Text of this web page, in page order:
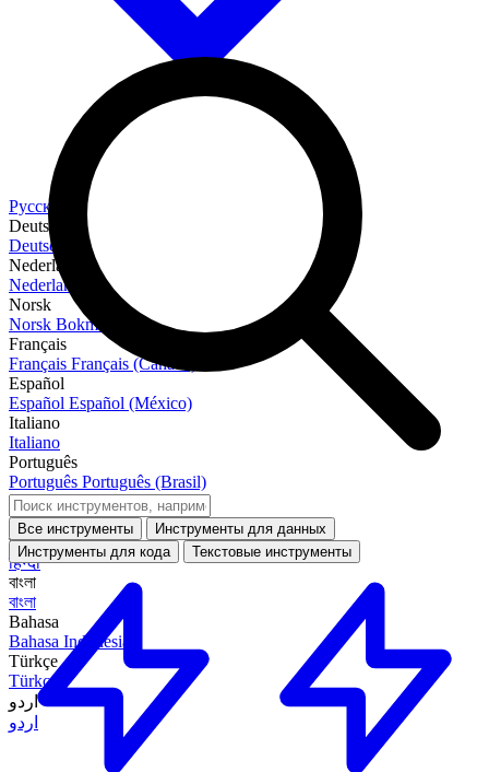
Русский
Deutsch
Deutsch
Nederlands
Nederlands
Norsk
Norsk Bokmål
Français
Français Français (Canada)
Español
Español Español (México)
Italiano
Italiano
Português
Português Português (Brasil)
العربية
العربية
हिन्दी
हिन्दी
বাংলা
বাংলা
Bahasa
Bahasa Indonesia
Türkçe
Türkçe
اردو
اردو
Все инструменты
Инструменты для данных
Инструменты для кода
Текстовые инструменты